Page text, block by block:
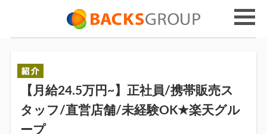
【月給24.5万円~】正社員/携帯販売ス
タッフ/直営店舗/未経験OK★楽天グル
ープ